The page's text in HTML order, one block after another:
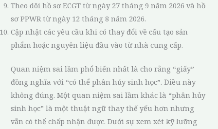
Theo dõi hồ sơ ECGT từ ngày 27 tháng 9 năm 2026 và hồ
sơ PPWR từ ngày 12 tháng 8 năm 2026.
Cập nhật các yêu cầu khi có thay đổi về cấu tạo sản
phẩm hoặc nguyên liệu đầu vào từ nhà cung cấp.
Quan niệm sai lầm phổ biến nhất là cho rằng “giấy”
đồng nghĩa với “có thể phân hủy sinh học”. Điều này
không đúng. Một quan niệm sai lầm khác là “phân hủy
sinh học” là một thuật ngữ thay thế yếu hơn nhưng
vẫn có thể chấp nhận được. Dưới sự xem xét kỹ lưỡng